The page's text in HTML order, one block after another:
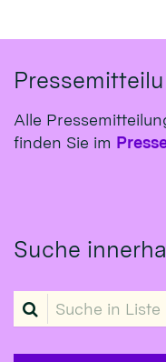
Alle
finden Sie im
Suche
Suche in Liste